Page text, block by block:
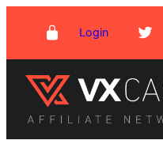
springen
Login